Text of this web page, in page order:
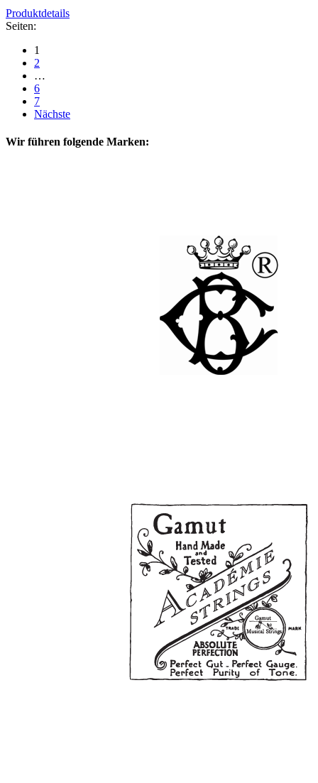
Produktdetails
Seiten:
1
2
…
6
7
Nächste
Wir führen folgende Marken: